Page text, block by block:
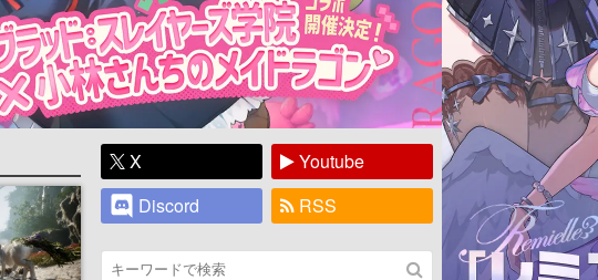
X
Youtube
Discord
RSS